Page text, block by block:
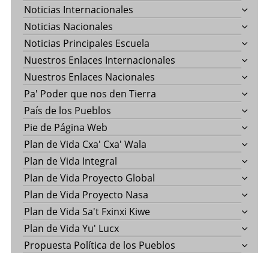
Noticias Internacionales
Noticias Nacionales
Noticias Principales Escuela
Nuestros Enlaces Internacionales
Nuestros Enlaces Nacionales
Pa' Poder que nos den Tierra
País de los Pueblos
Pie de Página Web
Plan de Vida Cxa' Cxa' Wala
Plan de Vida Integral
Plan de Vida Proyecto Global
Plan de Vida Proyecto Nasa
Plan de Vida Sa't Fxinxi Kiwe
Plan de Vida Yu' Lucx
Propuesta Política de los Pueblos